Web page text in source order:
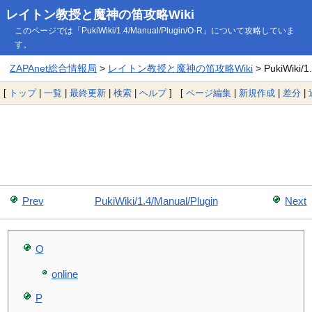
レイトン教授と魔神の笛攻略Wiki
このページでは「PukiWiki/1.4/Manual/Plugin/O-R」について攻略していま
す。
ZAPAnet総合情報局 > レイトン教授と魔神の笛攻略Wiki> PukiWiki/
[ トップ| 一覧 | 最終更新 | 検索 | ヘルプ] [ ページ編集 | 新規作成 | 差分 |
Prev Next
PukiWiki/1.4/Manual/Plugin
O
online
P